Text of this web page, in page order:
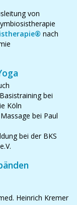
von
nach
bei
Köln
bei Paul
bei der BKS
Heinrich Kremer